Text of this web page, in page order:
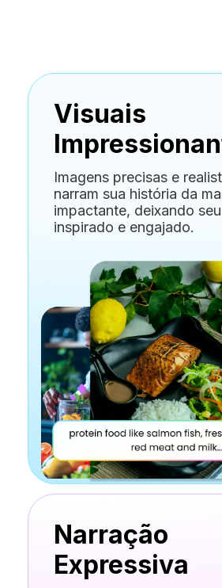
Visuais
Imagens precisas e
narram sua história da
impactante, deixando
inspirado e engajado.
Narração
Expressiva